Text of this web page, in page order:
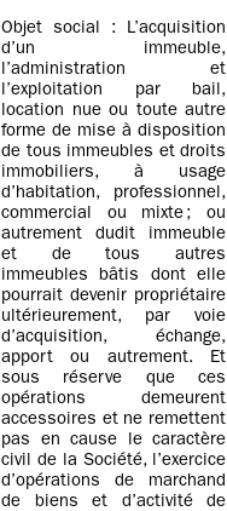
Objet social : L’acquisition
d’un immeuble,
l’administration et
l’exploitation par bail,
location nue ou toute autre
forme de mise à disposition
de tous immeubles et droits
immobiliers, à usage
d’habitation, professionnel,
commercial ou mixte ; ou
autrement dudit immeuble
et de tous autres
immeubles bâtis dont elle
pourrait devenir propriétaire
ultérieurement, par voie
d’acquisition, échange,
apport ou autrement. Et
sous réserve que ces
opérations demeurent
accessoires et ne remettent
pas en cause le caractère
civil de la Société, l’exercice
d’opérations de marchand
de biens et d’activité de